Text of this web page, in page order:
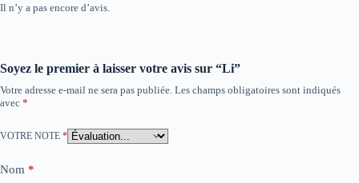
Il n’y a pas encore d’avis.
Soyez le premier à laisser votre avis sur “Li”
Votre adresse e-mail ne sera pas publiée. Les champs obligatoires sont indiqués
avec *
VOTRE NOTE *
Nom *